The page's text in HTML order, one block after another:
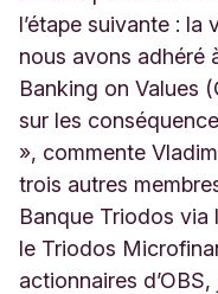
l’étape suivante : la
nous avons adhéré
Banking on Values
sur les
», commente
trois autres
Banque Triodos via
le Triodos
actionnaires